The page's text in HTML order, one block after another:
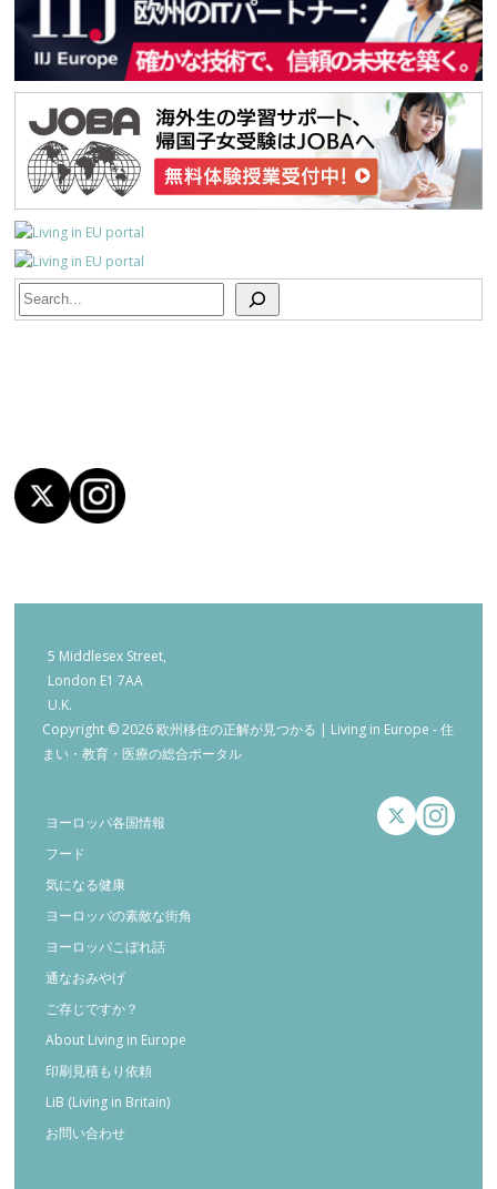
Search
5 Middlesex Street,
London E1 7AA
U.K.
Copyright © 2026 欧州移住の正解が見つかる | Living in Europe - 住
まい・教育・医療の総合ポータル
ヨーロッパ各国情報
フード
気になる健康
ヨーロッパの素敵な街角
ヨーロッパこぼれ話
通なおみやげ
ご存じですか？
About Living in Europe
印刷見積もり依頼
LiB (Living in Britain)
お問い合わせ